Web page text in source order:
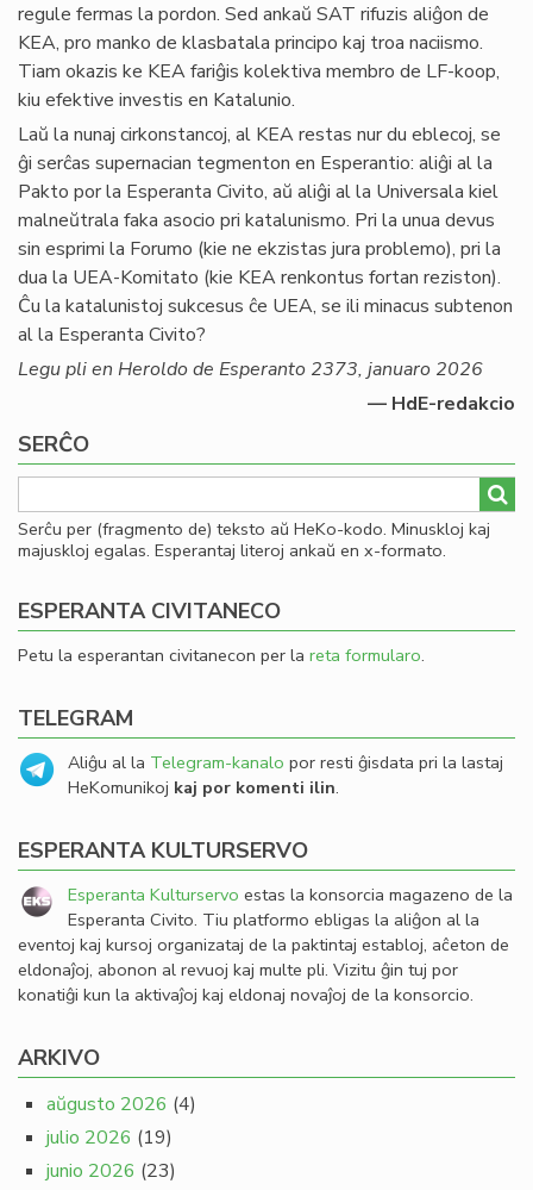
regule fermas la pordon. Sed ankaŭ SAT rifuzis aliĝon de
KEA, pro manko de klasbatala principo kaj troa naciismo.
Tiam okazis ke KEA fariĝis kolektiva membro de LF-koop,
kiu efektive investis en Katalunio.
Laŭ la nunaj cirkonstancoj, al KEA restas nur du eblecoj, se
ĝi serĉas supernacian tegmenton en Esperantio: aliĝi al la
Pakto por la Esperanta Civito, aŭ aliĝi al la Universala kiel
malneŭtrala faka asocio pri katalunismo. Pri la unua devus
sin esprimi la Forumo (kie ne ekzistas jura problemo), pri la
dua la UEA-Komitato (kie KEA renkontus fortan reziston).
Ĉu la katalunistoj sukcesus ĉe UEA, se ili minacus subtenon
al la Esperanta Civito?
Legu pli en Heroldo de Esperanto 2373, januaro 2026
— HdE-redakcio
SERĈO
Serĉu per (fragmento de) teksto aŭ HeKo-kodo. Minuskloj kaj
majuskloj egalas. Esperantaj literoj ankaŭ en x-formato.
ESPERANTA CIVITANECO
Petu la esperantan civitanecon per la reta formularo.
TELEGRAM
Aliĝu al la Telegram-kanalo por resti ĝisdata pri la lastaj
HeKomunikoj kaj por komenti ilin.
ESPERANTA KULTURSERVO
Esperanta Kulturservo estas la konsorcia magazeno de la
Esperanta Civito. Tiu platformo ebligas la aliĝon al la
eventoj kaj kursoj organizataj de la paktintaj establoj, aĉeton de
eldonaĵoj, abonon al revuoj kaj multe pli. Vizitu ĝin tuj por
konatiĝi kun la aktivaĵoj kaj eldonaj novaĵoj de la konsorcio.
ARKIVO
aŭgusto 2026 (4)
julio 2026 (19)
junio 2026 (23)